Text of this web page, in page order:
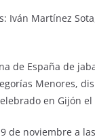
Iván Martínez
de España de
Menores,
en Gijón
de noviembre a